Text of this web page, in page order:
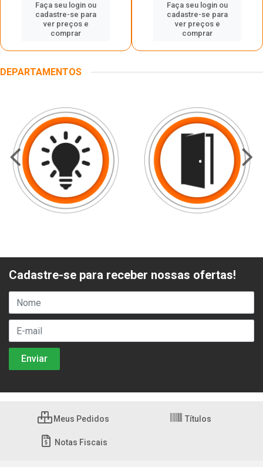
Faça seu login ou
cadastre-se para
ver preços e
comprar
Faça seu login ou
cadastre-se para
ver preços e
comprar
DEPARTAMENTOS
Cadastre-se para receber nossas ofertas!
Meus Pedidos Títulos
Notas Fiscais